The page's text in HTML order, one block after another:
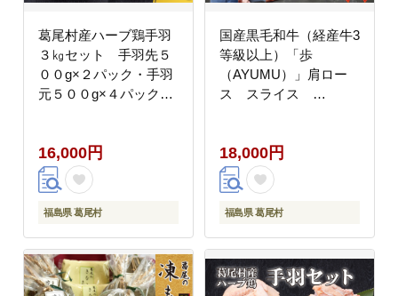
葛尾村産ハーブ鶏手羽
３㎏セット 手羽先５
００g×２パック・手羽
元５００g×４パック
16,000円
福島県 葛尾村
国産黒毛和牛（経産牛3
等級以上）「歩
（AYUMU）」肩ロー
ス スライス
18,000円
福島県 葛尾村